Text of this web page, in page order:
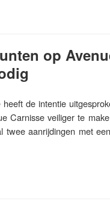
op
de intentie
Carnisse veiliger te
twee aanrijdingen met